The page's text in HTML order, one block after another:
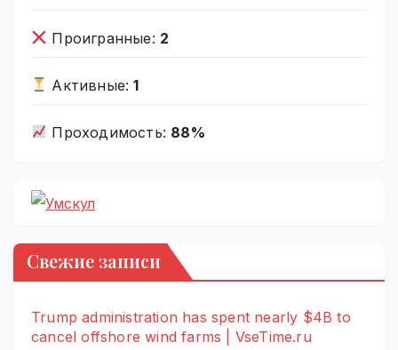
Проигранные: 2
Активные:1
Проходимость: 88%
Свежие записи
Trump administration has spent nearly $4B to
cancel offshore wind farms | VseTime.ru